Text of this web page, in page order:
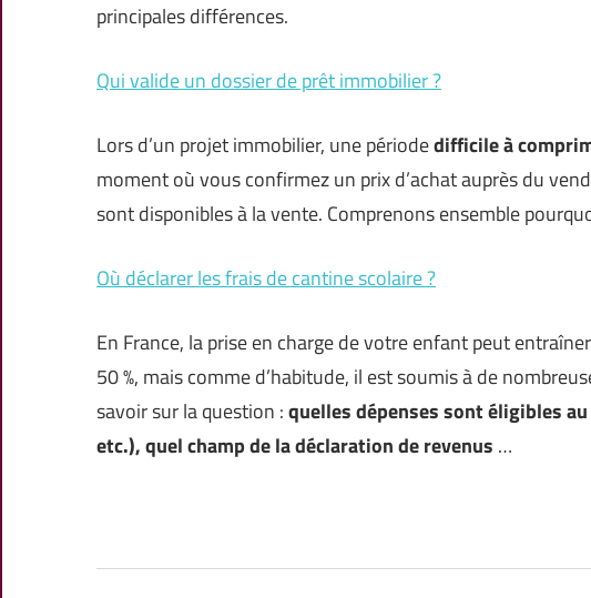
principales différences.
Qui valide un dossier de prêt immobilier ?
Lors d’un projet immobilier, une périodedifficile à
moment où vous confirmez un prix d’achat auprès du
sont disponibles à la vente. Comprenons ensemble
Où déclarer les frais de cantine scolaire ?
En France, la prise en charge de votre enfant peut
50 %, mais comme d’habitude, il est soumis à de
savoir sur la question :quelles dépenses sont éligibles
etc.), quel champ de la déclaration de revenus …